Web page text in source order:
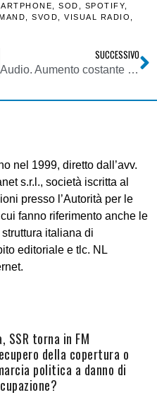
, SOD , SPOTIFY,
, SVOD, VISUAL RADIO ,
SUCCESSIVO
Audio. Aumento costante ascolto di contenuti sonori con cuffie da 2013, con forte intensificazione dal 2020. Per Radio tre grandi conseguenze
nel 1999, diretto dall’avv.
s.r.l., società iscritta al
presso l’Autorità per le
fanno riferimento anche le
italiana di
editoriale e tlc. NL
SSR torna in FM
della copertura o
politica a danno di